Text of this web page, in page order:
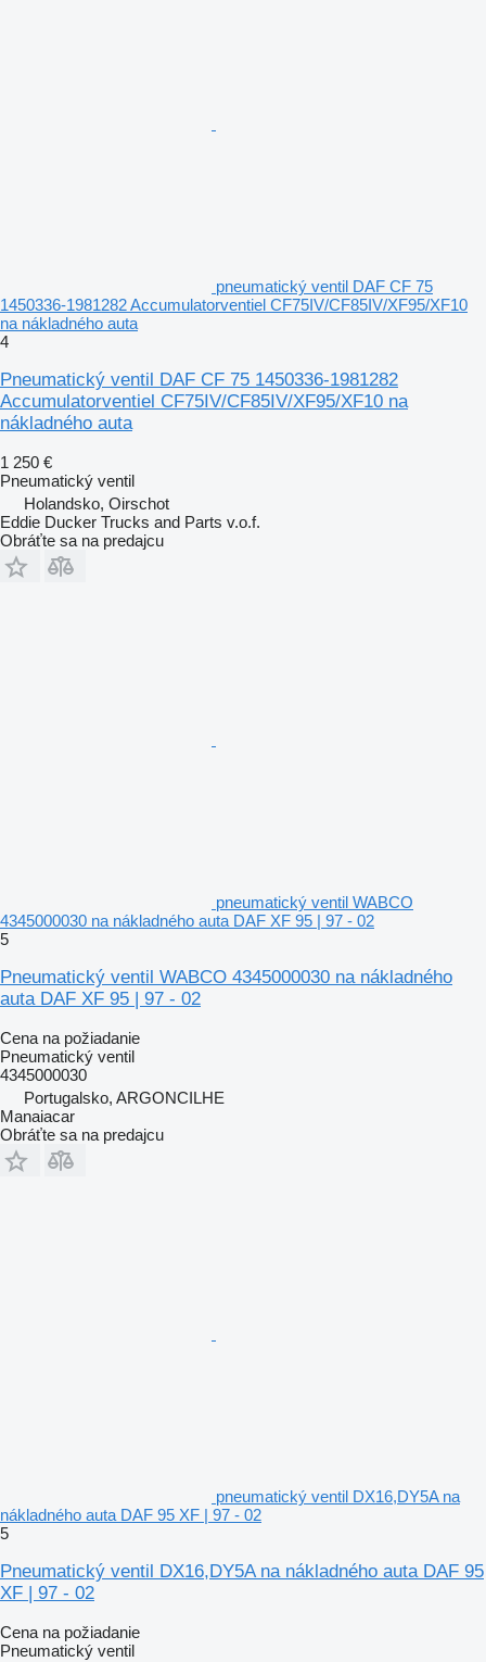
pneumatický ventil DAF CF 75
1450336-1981282 Accumulatorventiel CF75IV/CF85IV/XF95/XF10
na nákladného auta
4
Pneumatický ventil DAF CF 75 1450336-1981282
Accumulatorventiel CF75IV/CF85IV/XF95/XF10 na
nákladného auta
1 250 €
Pneumatický ventil
Holandsko, Oirschot
Eddie Ducker Trucks and Parts v.o.f.
Obráťte sa na predajcu
pneumatický ventil WABCO
4345000030 na nákladného auta DAF XF 95 | 97 - 02
5
Pneumatický ventil WABCO 4345000030 na nákladného
auta DAF XF 95 | 97 - 02
Cena na požiadanie
Pneumatický ventil
4345000030
Portugalsko, ARGONCILHE
Manaiacar
Obráťte sa na predajcu
pneumatický ventil DX16,DY5A na
nákladného auta DAF 95 XF | 97 - 02
5
Pneumatický ventil DX16,DY5A na nákladného auta DAF 95
XF | 97 - 02
Cena na požiadanie
Pneumatický ventil